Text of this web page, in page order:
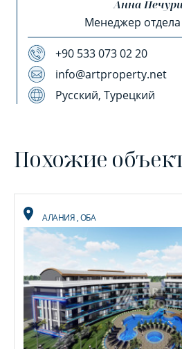
Анна
Менеджер
+90 533 073 02 20
info@artproperty.net
Русский, Турецкий
Похожие
АЛАНИЯ,ОБА